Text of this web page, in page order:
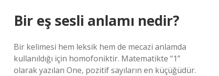
Bir eş sesli anlamı nedir?
Bir kelimesi hem leksik hem de mecazi anlamda
kullanıldığı için homofoniktir. Matematikte “1”
olarak yazılan One, pozitif sayıların en küçüğüdür.